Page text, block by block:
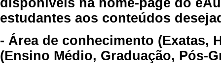
estudantes aos conteúdos
- Área de conhecimento (Exatas,
(Ensino Médio, Graduação, Pós-